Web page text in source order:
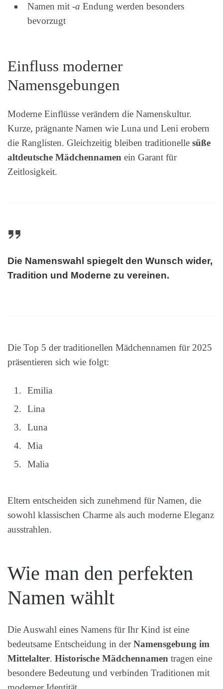
Namen mit -a Endung werden besonders
bevorzugt
Einfluss moderner
Namensgebungen
Moderne Einflüsse verändern die Namenskultur.
Kurze, prägnante Namen wie Luna und Leni erobern
die Ranglisten. Gleichzeitig bleiben traditionelle süße
altdeutsche Mädchennamen ein Garant für
Zeitlosigkeit.
Die Namenswahl spiegelt den Wunsch wider,
Tradition und Moderne zu vereinen.
Die Top 5 der traditionellen Mädchennamen für 2025
präsentieren sich wie folgt:
Emilia
Lina
Luna
Mia
Malia
Eltern entscheiden sich zunehmend für Namen, die
sowohl klassischen Charme als auch moderne Eleganz
ausstrahlen.
Wie man den perfekten
Namen wählt
Die Auswahl eines Namens für Ihr Kind ist eine
bedeutsame Entscheidung in derNamensgebung im
Mittelalter. Historische Mädchennamen tragen eine
besondere Bedeutung und verbinden Traditionen mit